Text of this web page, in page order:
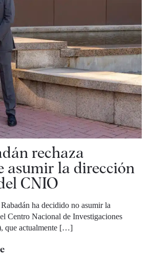
rechaza
asumir la dirección
CNIO
ha decidido no asumir la
Centro Nacional de Investigaciones
que actualmente […]